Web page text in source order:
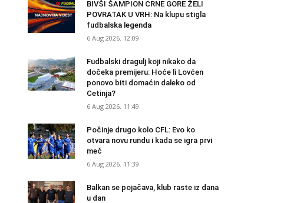
BIVŠI ŠAMPION CRNE GORE ŽELI
POVRATAK U VRH: Na klupu stigla
fudbalska legenda
6 Aug 2026. 12:09
Fudbalski dragulj koji nikako da
dočeka premijeru: Hoće li Lovćen
ponovo biti domaćin daleko od
Cetinja?
6 Aug 2026. 11:49
Počinje drugo kolo CFL: Evo ko
otvara novu rundu i kada se igra prvi
meč
6 Aug 2026. 11:39
Balkan se pojačava, klub raste iz dana
u dan